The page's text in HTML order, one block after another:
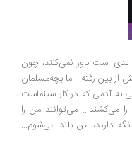
باور نمی‌کنند، چون
ما بچه‌مسلمان
که در کار سینماست
می‌توانند من را
من بلند می‌شوم...